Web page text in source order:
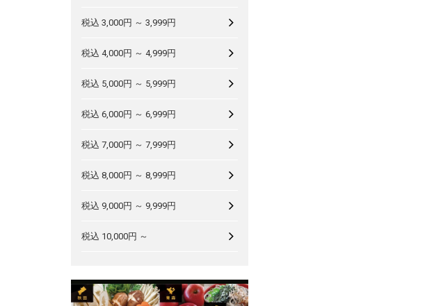
税込 3,000円 ～ 3,999円
税込 4,000円 ～ 4,999円
税込 5,000円 ～ 5,999円
税込 6,000円 ～ 6,999円
税込 7,000円 ～ 7,999円
税込 8,000円 ～ 8,999円
税込 9,000円 ～ 9,999円
税込 10,000円 ～